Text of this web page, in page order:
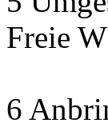
Freie
6